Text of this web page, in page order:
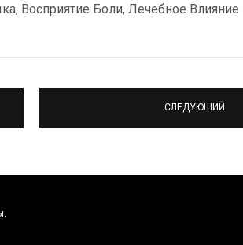
Восприятие Боли, Лечебное Влияние
СЛЕДУЮЩИЙ